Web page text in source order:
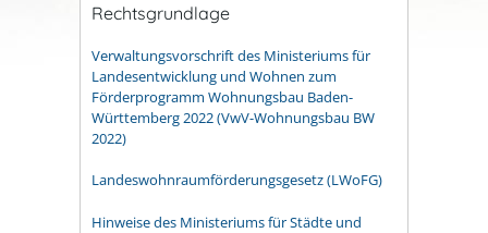
Rechtsgrundlage
Verwaltungsvorschrift des Ministeriums für
Landesentwicklung und Wohnen zum
Förderprogramm Wohnungsbau Baden-
Württemberg 2022 (VwV-Wohnungsbau BW
2022)
Landeswohnraumförderungsgesetz (LWoFG)
Hinweise des Ministeriums für Städte und